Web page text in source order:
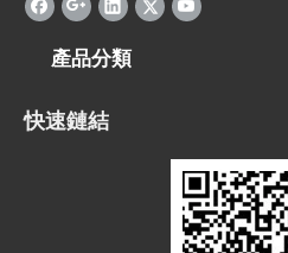
產品分類
快速鏈結